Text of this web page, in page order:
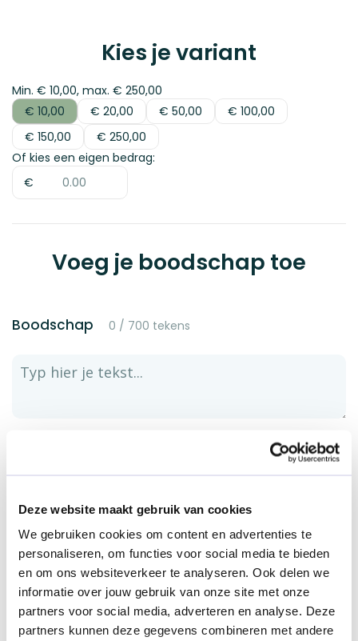
Deze website maakt gebruik van cookies
We gebruiken cookies om content en advertenties te
personaliseren, om functies voor social media te bieden
en om ons websiteverkeer te analyseren. Ook delen we
informatie over jouw gebruik van onze site met onze
partners voor social media, adverteren en analyse. Deze
partners kunnen deze gegevens combineren met andere
Kies je variant
Min. € 10,00, max. € 250,00
€ 10,00
€ 10,00
€ 20,00
€ 20,00
€ 50,00
€ 50,00
€ 100,00
€ 150,00
€ 150,00
€ 250,00
€ 250,00
Of kies een eigen bedrag:
€
€ 10,00
Voeg je boodschap toe
Met boodschap
Boodschap 0 / 700 tekens
Selecteer je bezorgservice
Bezorgmoment & emailadres(sen) geef je later in
het bestelproces aan ons door.